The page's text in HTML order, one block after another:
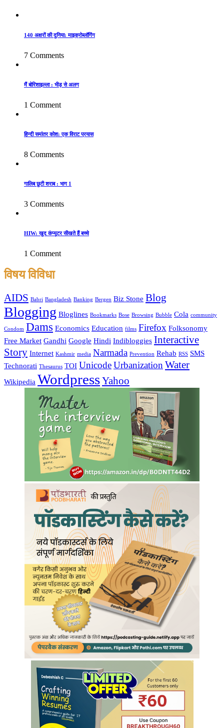
140 अक्षरों की दुनिया: माइक्रोब्लॉगिंग
7 Comments
मैं बोरिशाइल्ला : भीड़ से अलग
1 Comment
हिन्दी समांतर कोश: एक विराट प्रयास
8 Comments
गालिब छुटी शराब : भाग 1
3 Comments
HIW: खुद कंप्यूटर सीखते हैं बच्चे
1 Comment
विषय विविधा
AIDS Babri Bangladesh Banking Bergen Biz Stone Blog
Blogging Bloglines Bookmarks Bose Browsing Bubble Cola community
Condom Dams Economics Education films Firefox Folksonomy
Free Market Gandhi Google Hindi Indibloggies Interactive
Story Internet Kashmir media Narmada Prevention Rehab RSS SMS
Technorati Thesaurus TOI UnicodeUrbanization Water
Wikipedia WordpressYahoo